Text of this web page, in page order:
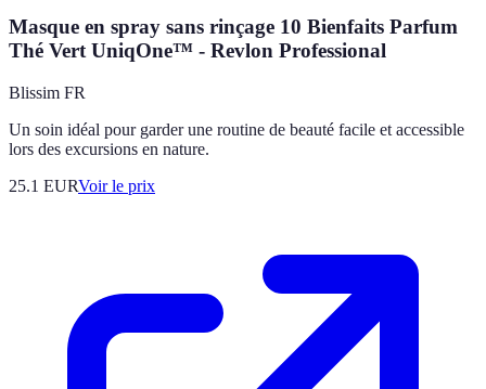
Masque en spray sans rinçage 10 Bienfaits Parfum
Thé Vert UniqOne™ - Revlon Professional
Blissim FR
Un soin idéal pour garder une routine de beauté facile et accessible
lors des excursions en nature.
25.1 EURVoir le prix